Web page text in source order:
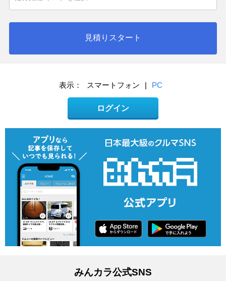
見積りスタート
表示： スマートフォン | PC
ログイン
みんカラ公式SNS